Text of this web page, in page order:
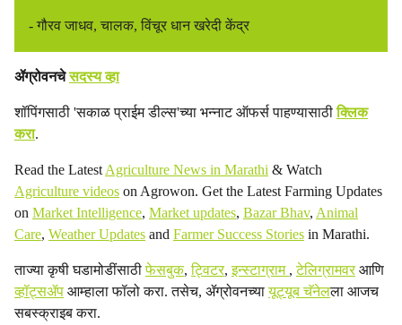
- गौरव जाधव, चालक, विंचूर धान खरेदी केंद्र
ॲग्रोवनचेसदस्य व्हा
शॉपिंगसाठी 'सकाळ प्राईम डील्स'च्या भन्नाट ऑफर्स पाहण्यासाठीक्लिक
करा.
Read the Latest Agriculture News in Marathi & Watch
Agriculture videos on Agrowon. Get the Latest Farming Updates
on Market Intelligence, Market updates, Bazar Bhav, Animal
Care, Weather Updates and Farmer Success Stories in Marathi.
ताज्या कृषी घडामोडींसाठीफेसबुक,ट्विटर,इन्स्टाग्राम ,टेलिग्रामवरआणि
व्हॉट्सॲप आम्हाला फॉलो करा. तसेच, ॲग्रोवनच्यायूट्यूब चॅनेलला आजच
सबस्क्राइब करा.